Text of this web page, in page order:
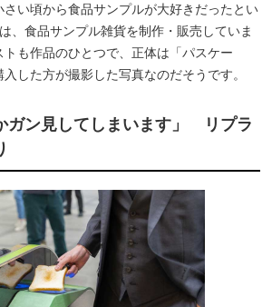
い頃から食品サンプルが大好きだったとい
、食品サンプル雑貨を制作・販売していま
も作品のひとつで、正体は「パスケー
した方が撮影した写真なのだそうです。
ガン見してしまいます」 リプラ